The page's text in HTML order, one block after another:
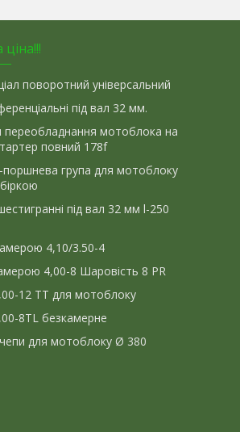
поворотний універсальний
під вал 32 мм.
переобладнання мотоблока на
повний 178f
поршнева група для мотоблоку
під вал 32 мм l-250
4,10/3.50-4
4,00-8 Шаровість 8 PR
12 ТТ для мотоблоку
8TL безкамерне
для мотоблоку Ø 380